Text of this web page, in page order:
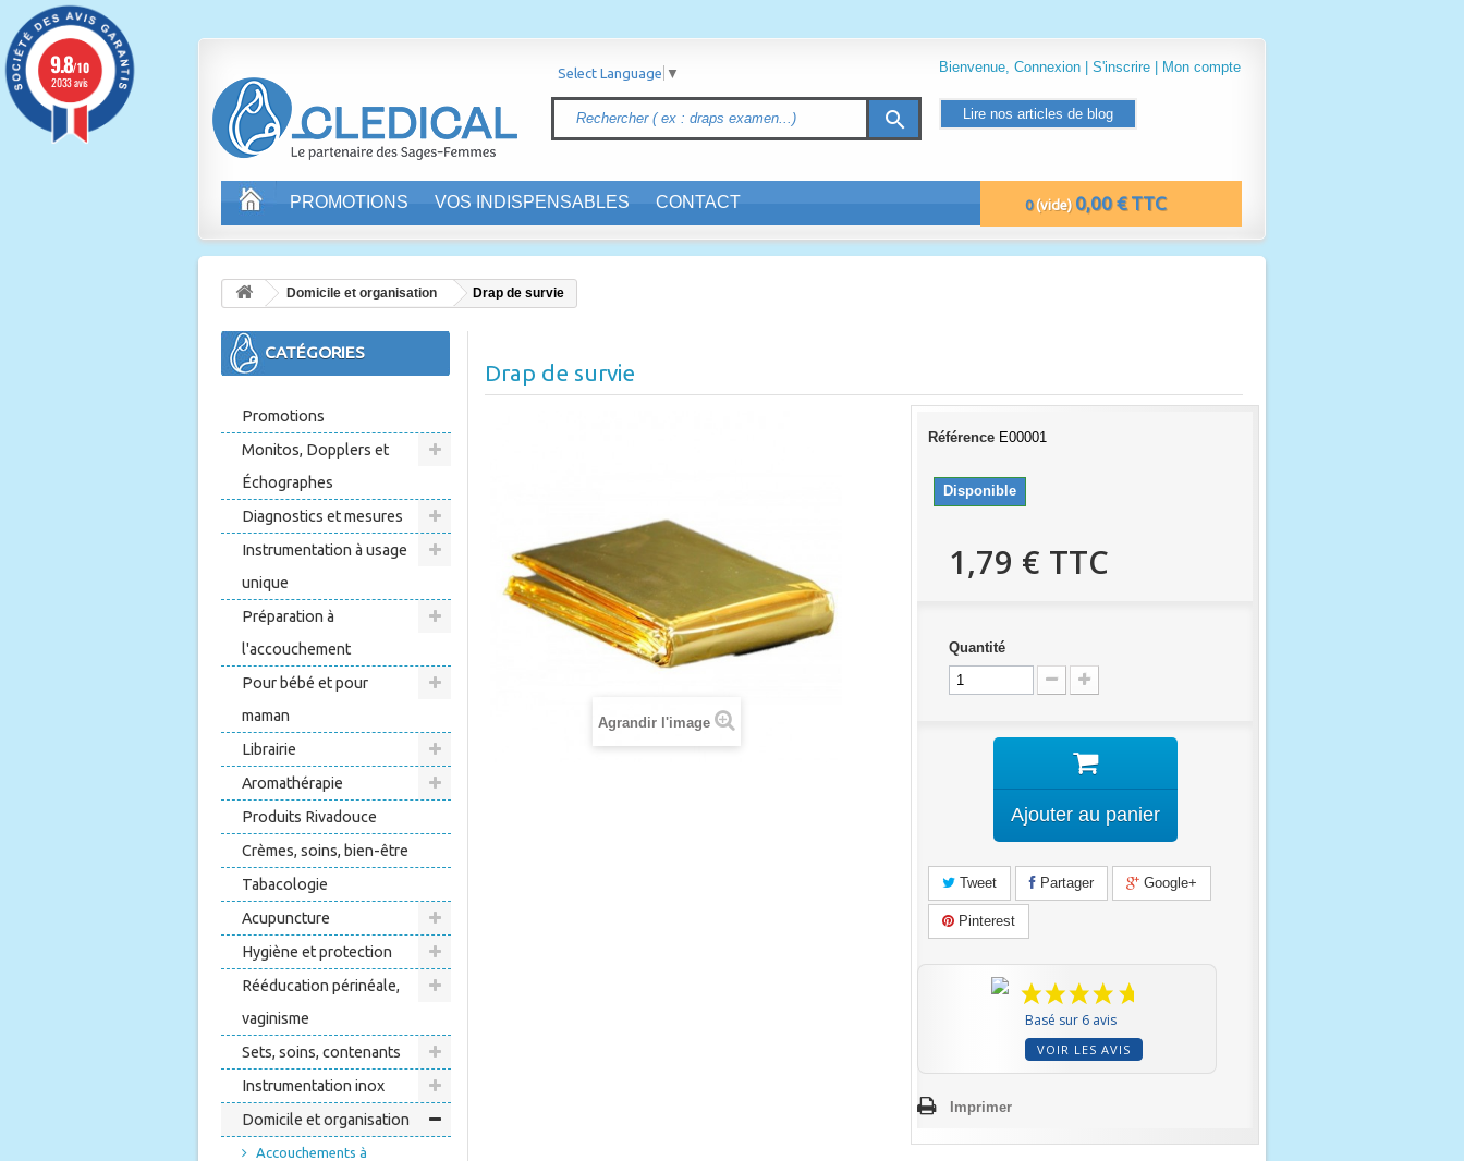
Bienvenue, Connexion | S'inscrire | Mon compte
search
0 (vide) 0,00 € TTC
PROMOTIONS VOS INDISPENSABLES CONTACT
Lire nos articles de blog
Select Language ▼
Domicile et organisation Drap de survie
CATÉGORIES
Promotions
Monitos, Dopplers et
Échographes
Diagnostics et mesures
Instrumentation à usage
unique
Préparation à
l'accouchement
Pour bébé et pour
maman
Librairie
Aromathérapie
Produits Rivadouce
Crèmes, soins, bien-être
Tabacologie
Acupuncture
Hygiène et protection
Rééducation périnéale,
vaginisme
Sets, soins, contenants
Instrumentation inox
Domicile et organisation
Accouchements à
Drap de survie
Agrandir l'image
Référence E00001
Disponible
1,79 € TTC
Quantité
Ajouter au panier
Tweet Partager Google+
Pinterest
Basé sur 6 avis
VOIR LES AVIS
Imprimer
9.8/10
2033 avis